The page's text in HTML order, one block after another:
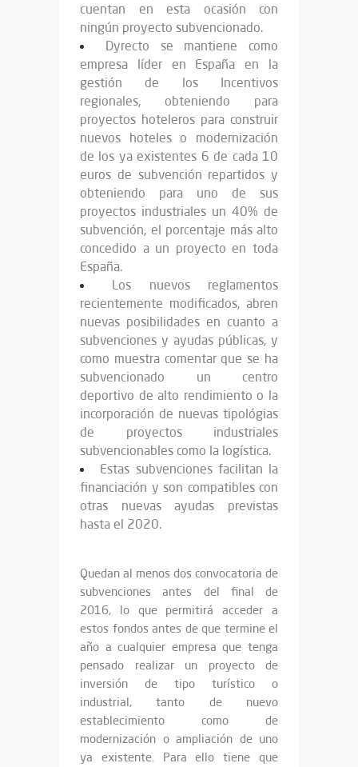
cuentan en esta ocasión con
ningún proyecto subvencionado.
Dyrecto se mantiene como
empresa líder en España en la
gestión de los Incentivos
regionales, obteniendo para
proyectos hoteleros para construir
nuevos hoteles o modernización
de los ya existentes 6 de cada 10
euros de subvención repartidos y
obteniendo para uno de sus
proyectos industriales un 40% de
subvención, el porcentaje más alto
concedido a un proyecto en toda
España.
Los nuevos reglamentos
recientemente modificados, abren
nuevas posibilidades en cuanto a
subvenciones y ayudas públicas, y
como muestra comentar que se ha
subvencionado un centro
deportivo de alto rendimiento o la
incorporación de nuevas tipológias
de proyectos industriales
subvencionables como la logística.
Estas subvenciones facilitan la
financiación y son compatibles con
otras nuevas ayudas previstas
hasta el 2020.
Quedan al menos dos convocatoria de
subvenciones antes del final de
2016, lo que permitirá acceder a
estos fondos antes de que termine el
año a cualquier empresa que tenga
pensado realizar un proyecto de
inversión de tipo turístico o
industrial, tanto de nuevo
establecimiento como de
modernización o ampliación de uno
ya existente. Para ello tiene que